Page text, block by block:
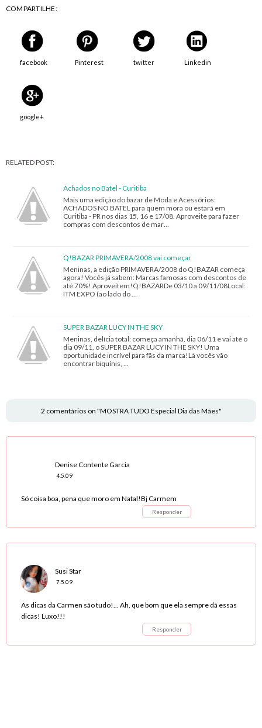
COMPARTILHE:
facebook Pinterest twitter Linkedin
google+
RELATED POST:
Achados no Batel - Curitiba
Mais uma edição do bazar de Moda e Acessórios:
ACHADOS NO BATEL para quem mora ou estará em
Curitiba - PR nos dias 15, 16 e 17/08. Aproveite para fazer
compras com descontos de mar…
Q!BAZAR PRIMAVERA/2008 vai começar
Meninas, a edição PRIMAVERA/2008 do Q!BAZAR começa
agora! Vocês já sabem: Marcas famosas com descontos de
até 70%! Aproveitem!Q!BAZARDe 03/10 a 09/11/08Local:
ITM EXPO (ao lado do …
SUPER BAZAR LUCY IN THE SKY
Meninas, delícia total: começa amanhã, dia 06/11 e vai até o
dia 09/11, o SUPER BAZAR LUCY IN THE SKY! Uma
oportunidade incrível para fãs da marca!Lá vocês vão
encontrar biquínis, …
2 comentários on "MOSTRA TUDO Especial Dia das Mães"
Denise Contente Garcia
4.5.09
Só coisa boa, pena que moro em Natal!Bj Carmem
Responder
Susi Star
7.5.09
As dicas da Carmen são tudo!... Ah, que bom que ela sempre dá essas
dicas! Luxo!!!
Responder